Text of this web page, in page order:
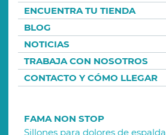
ENCUENTRA TU TIENDA
BLOG
NOTICIAS
TRABAJA CON NOSOTROS
CONTACTO Y CÓMO LLEGAR
FAMA NON STOP
Sillones para dolores de espalda